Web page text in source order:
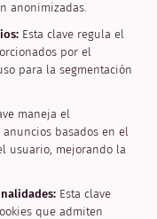
anonimizadas.
: Esta clave regula el
por el
para la segmentación
maneja el
basados en el
usuario, mejorando la
: Esta clave
que admiten